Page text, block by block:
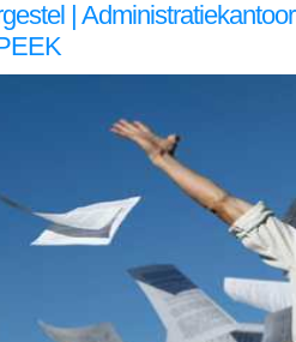
| Administratiekantoor